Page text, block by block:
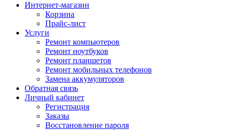
Интернет-магазин
Корзина
Прайс-лист
Услуги
Ремонт компьютеров
Ремонт ноутбуков
Ремонт планшетов
Ремонт мобильных телефонов
Замена аккумуляторов
Обратная связь
Личный кабинет
Регистрация
Заказы
Восстановление пароля